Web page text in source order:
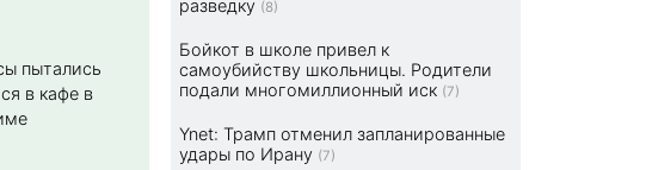
пытались
в кафе в
разведку (8)
Бойкот в школе привел к
самоубийству школьницы. Родители
подали многомиллионный иск (7)
Ynet: Трамп отменил запланированные
удары по Ирану (7)